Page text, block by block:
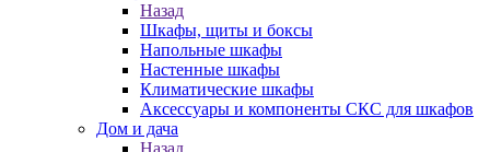
Назад
Шкафы, щиты и боксы
Напольные шкафы
Настенные шкафы
Климатические шкафы
Аксессуары и компоненты СКС для шкафов
Дом и дача
Назад